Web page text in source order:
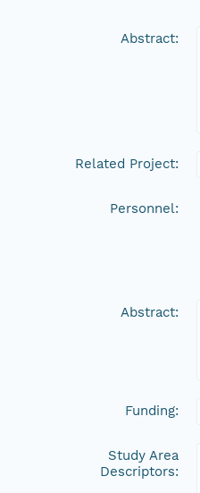
Abstract:
Related Project:
Personnel:
Abstract:
Funding:
Study Area
Descriptors: